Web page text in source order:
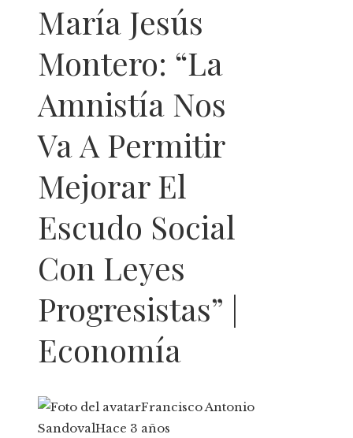
María Jesús
Montero: “La
Amnistía Nos
Va A Permitir
Mejorar El
Escudo Social
Con Leyes
Progresistas” |
Economía
Francisco Antonio
SandovalHace 3 años